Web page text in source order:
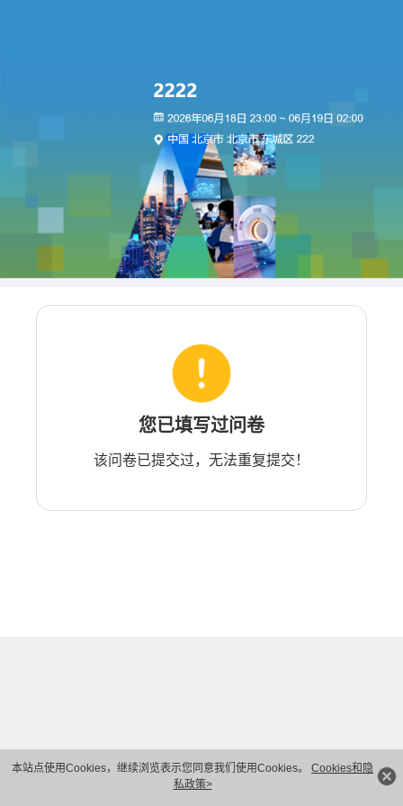
本站点使用Cookies，继续浏览表示您同意我们使用Cookies。 Cookies和隐
私政策>
您已填写过问卷
该问卷已提交过，无法重复提交！